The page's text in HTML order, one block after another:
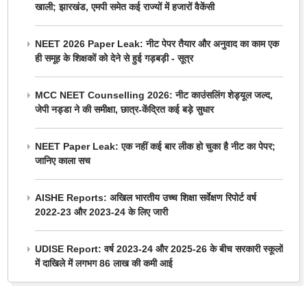
खाली; झारखंड, एमपी समेत कई राज्यों में हजारों वैकेंसी
NEET 2026 Paper Leak: नीट पेपर तैयार और अनुवाद का काम एक
ही समूह के शिक्षकों को देने से हुई गड़बड़ी - सूत्र
MCC NEET Counselling 2026: नीट काउंसलिंग शेड्यूल जल्द,
जेपी नड्डा ने की समीक्षा, छात्र-केंद्रित कई बड़े सुधार
NEET Paper Leak: एक नहीं कई बार लीक हो चुका है नीट का पेपर;
जानिए काला सच
AISHE Reports: अखिल भारतीय उच्च शिक्षा सर्वेक्षण रिपोर्ट वर्ष
2022-23 और 2023-24 के लिए जारी
UDISE Report: वर्ष 2023-24 और 2025-26 के बीच सरकारी स्कूलों
में दाखिले में लगभग 86 लाख की कमी आई